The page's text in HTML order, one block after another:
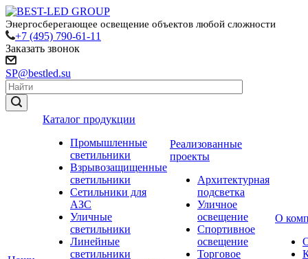
Энергосберегающее освещение объектов любой сложности
+7 (495) 790-61-11
Заказать звонок
SP@bestled.su
Каталог продукции
Промышленные
светильники
Взрывозащищенные
светильники
Сетильники для
АЗС
Уличные
светильники
Линейные
светильники
Реализованные
проекты
Архитектурная
подсветка
Уличное
освещение
Спортивное
освещение
Торговое
О